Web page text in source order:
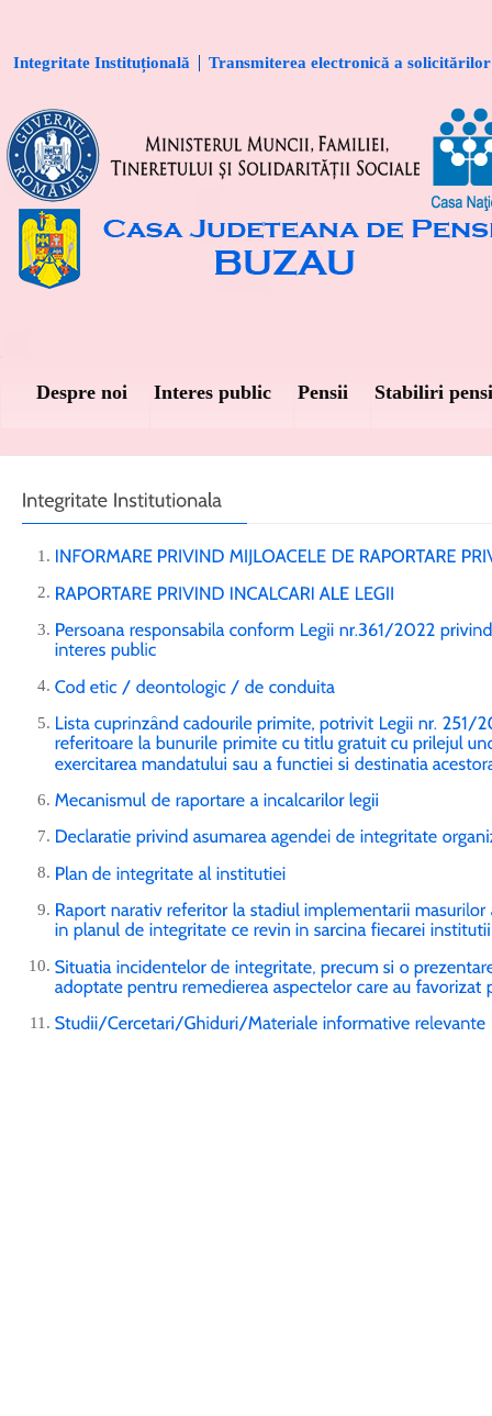
Integritate Instituțională Transmiterea electronică a solicitărilor
Despre noi Interes public Pensii Stabiliri